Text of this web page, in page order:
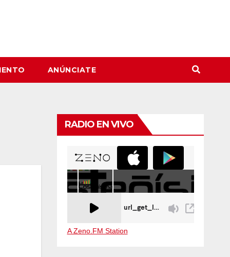
ANÚNCIATE
RADIO EN VIVO
A Zeno.FM Station